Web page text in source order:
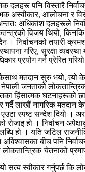
दलहरू पनि विस्तारै
अस्वीकार, आलोचना र
अधिकांश दलहरूले
विजय थियो, किनकि
। निर्वाचनको तयारी
गरिए, सुरक्षा व्यवस्था
प्रयोग गर्न प्रेरित
मतदान सुरु भयो, त्यो
जनताको
हिंसात्मक घटनाहरूको
गर्दै लाखौं नागरिक मतदान
स्पष्ट सन्देश दियो ।
हो । निर्वाचन
हो । यति जटिल
बीच पनि
चेतनाको
सत्य स्वीकार गर्नुपर्छ कि